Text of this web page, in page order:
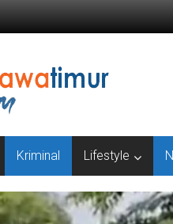
Kriminal Lifestyle